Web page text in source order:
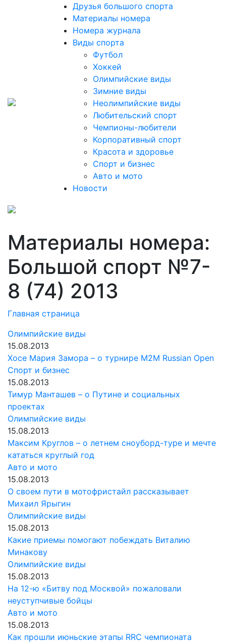
Друзья большого спорта
Материалы номера
Номера журнала
Виды спорта
Футбол
Хоккей
Олимпийские виды
Зимние виды
Неолимпийские виды
Любительский спорт
Чемпионы-любители
Корпоративный спорт
Красота и здоровье
Спорт и бизнес
Авто и мото
Новости
Материалы номера:
Большой спорт №7-
8 (74) 2013
Главная страница
Олимпийские виды
15.08.2013
Хосе Мария Замора – о турнире M2M Russian Open
Спорт и бизнес
15.08.2013
Тимур Манташев – о Путине и социальных
проектах
Олимпийские виды
15.08.2013
Максим Круглов – о летнем сноуборд-туре и мечте
кататься круглый год
Авто и мото
15.08.2013
О своем пути в мотофристайл рассказывает
Михаил Ярыгин
Олимпийские виды
15.08.2013
Какие приемы помогают побеждать Виталию
Минакову
Олимпийские виды
15.08.2013
На 12-ю «Битву под Москвой» пожаловали
неуступчивые бойцы
Авто и мото
15.08.2013
Как прошли июньские этапы RRC чемпионата